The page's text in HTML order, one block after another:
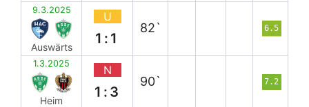
9.3.2025
Auswärts
U
1:1
82` 6.5
1.3.2025
Heim
N
1:3
90` 7.2